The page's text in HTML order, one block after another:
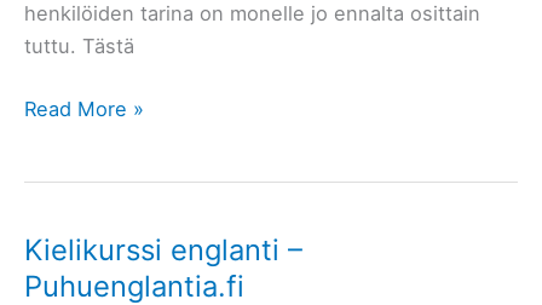
henkilöiden tarina on monelle jo ennalta osittain
tuttu. Tästä
Englanninkielinen
vinkit
Read More »
Kielikurssi englanti –
Puhuenglantia.fi